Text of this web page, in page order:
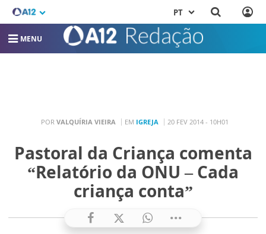
PT
MENU
POR VALQUÍRIA VIEIRA EM IGREJA 20 FEV 2014 - 10H01
Pastoral da Criança comenta
“Relatório da ONU – Cada
criança conta”